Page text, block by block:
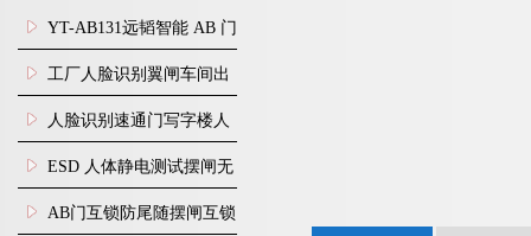
YT-AB131远韬智能 AB 门
闸机双通道互锁防尾随闸
机
工厂人脸识别翼闸车间出
入口人行通道门禁
人脸识别速通门写字楼人
行通道闸门禁设备
ESD 人体静电测试摆闸无
尘车间防静电闸机
AB门互锁防尾随摆闸互锁